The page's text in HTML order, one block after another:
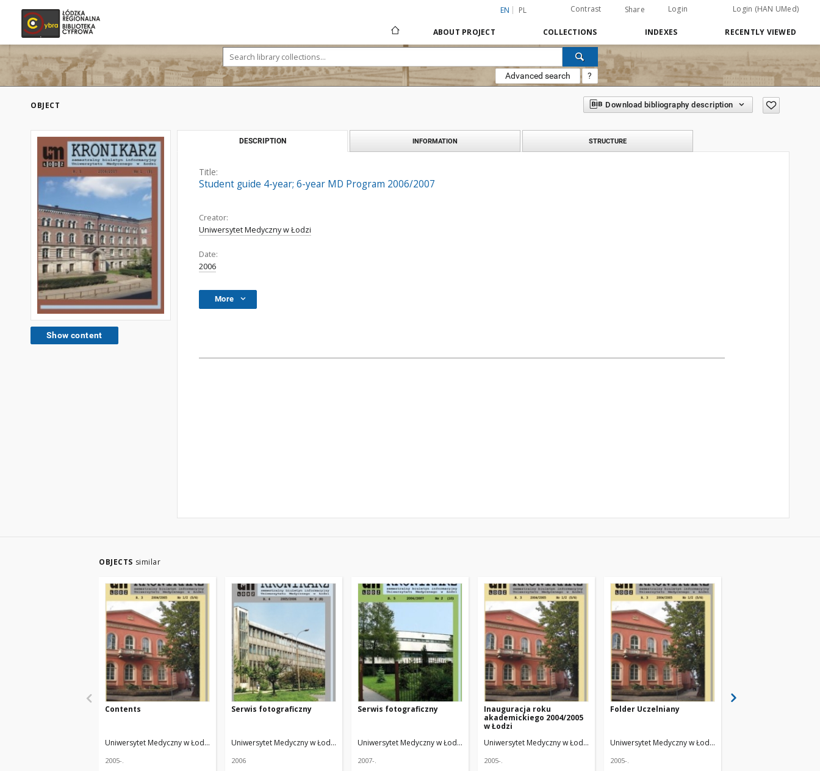
EN PL Contrast Share Login Login (HAN UMed)
ABOUT PROJECT COLLECTIONS INDEXES RECENTLY VIEWED
Advanced search ?
OBJECT Download bibliography description
Show content
DESCRIPTION INFORMATION STRUCTURE
Title:
Student guide 4-year; 6-year MD Program 2006/2007
Creator:
Uniwersytet Medyczny w Łodzi
Date:
2006
More
OBJECTS similar
Contents
Uniwersytet Medyczny w Łodzi Żmuda, Ryszard. Red. nacz.
2005-.
Serwis fotograficzny
Uniwersytet Medyczny w Łodzi Żmuda, Ryszard. Red. nacz.
2006
Serwis fotograficzny
Uniwersytet Medyczny w Łodzi Żmuda, Ryszard. Red. nacz.
2007-.
Inauguracja roku
akademickiego 2004/2005
w Łodzi
Uniwersytet Medyczny w Łodzi
Żmuda, Ryszard. Red. nacz.
2005-.
Folder Uczelniany
Uniwersytet Medyczny w Łodzi
2005-.